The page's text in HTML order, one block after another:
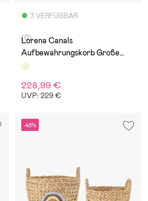
3 VERFÜGBAR
(0)
Lorena Canals
Aufbewahrungskorb Große
Rakete
228,99 €
UVP: 229 €
-48%